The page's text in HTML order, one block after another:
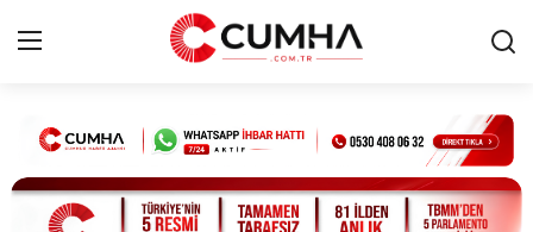
Kurumsal
Cumhurbaşkanlığı